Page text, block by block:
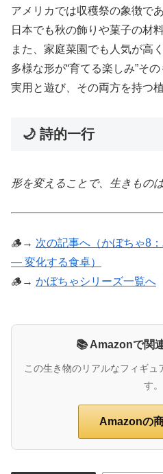
アメリカでは収穫祭の象徴であ
日本でも秋の飾りや菓子の材
また、家庭菜園でも人気が高く
多様な形が“育てる楽しみ”そ
実用と遊び、その両方を持つ植
🌙 詩的一行
形を変えることで、生きもの
🪵→ 次の記事へ（かぼちゃ8
― 変化する食卓）
🪵→ かぼちゃシリーズ一覧へ
📚 Amazonで関
この生き物のリアルなフィギュ
す。
Amazonの